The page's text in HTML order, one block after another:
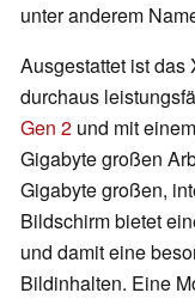
unter anderem
Ausgestattet ist
durchaus
Gen 2 und mit
Gigabyte großen
Gigabyte großen,
Bildschirm bietet
und damit eine
Bildinhalten. Eine